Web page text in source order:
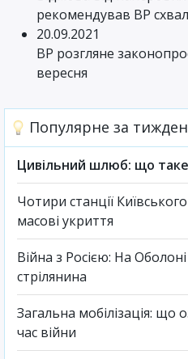
рекомендував ВР
20.09.2021
ВР розгляне
вересня
Популярне за
Цивільний шлюб: що
Чотири станції
масові укриття
Війна з Росією: На
стрілянина
Загальна мобілізація: що
час війни